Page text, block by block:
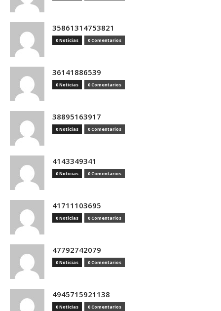
35861314753821
0 Noticias 0 Comentarios
36141886539
0 Noticias 0 Comentarios
38895163917
0 Noticias 0 Comentarios
4143349341
0 Noticias 0 Comentarios
41711103695
0 Noticias 0 Comentarios
47792742079
0 Noticias 0 Comentarios
4945715921138
0 Noticias 0 Comentarios